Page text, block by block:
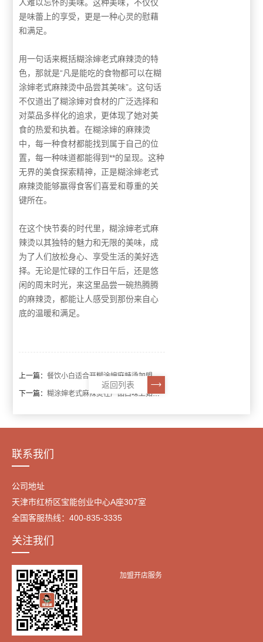
人难以忘怀的美味。这种美味，不仅仅
是味蕾上的享受，更是一种心灵的慰藉
和满足。
用一句话来概括糊涂婶老式麻辣烫的特
色，那就是“凡是能吃的食物都可以在糊
涂婶老式麻辣烫中品尝其美味”。这句话
不仅道出了糊涂婶对食材的广泛选择和
对菜品多样化的追求，更体现了她对美
食的热爱和执着。在糊涂婶的麻辣烫
中，每一种食材都能找到属于自己的位
置，每一种味道都能得到**的呈现。这种
无界的美食探索精神，正是糊涂婶老式
麻辣烫能够赢得食客们喜爱和尊重的关
键所在。
在这个快节奏的时代里，糊涂婶老式麻
辣烫以其独特的魅力和无限的美味，成
为了人们放松身心、享受生活的美好选
择。无论是忙碌的工作日午后，还是悠
闲的周末时光，来这里品尝一碗热腾腾
的麻辣烫，都能让人感受到那份来自心
底的温暖和满足。
上一篇：餐饮小白适合开糊涂婶麻辣烫加盟店创业吗？
下一篇：糊涂婶老式麻辣烫在产品口味上如何做出新高度的呢？
返回列表
联系我们
公司地址
天津市红桥区宝能创业中心A座307室
全国客服热线：400-835-3335
关注我们
加盟开店服务